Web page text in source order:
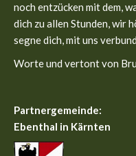
noch entzücken mit dem,
dich zu allen Stunden, wir
segne dich, mit uns
Worte und vertont von
Partnergemeinde:
Ebenthal in Kärnten